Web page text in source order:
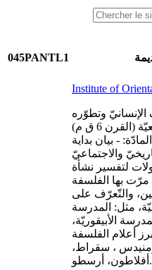
045PANTL1
Institute of
الإنسانيّ وتطوّره
عند اليونان، منذ المدرسة الطّبيعيّة (القرن 6 ق م)
أهداف المادّة: - بيان بداية
والاجتماعيّ
لتفسير نشأة
مرّت بها الفلسفة
والتّعرّف على
مثل: المدرسة
الأبيقوريّة،
أعلام الفلسفة
، سقراط،